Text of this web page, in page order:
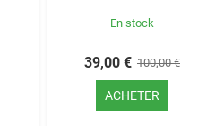
En stock
39,00 € 100,00 €
ACHETER